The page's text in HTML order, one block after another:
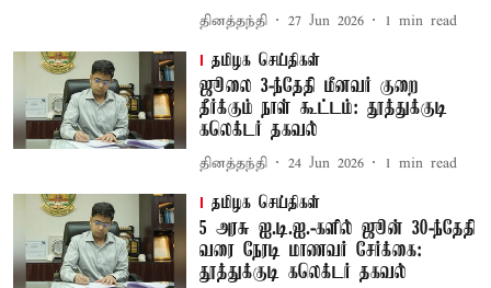
தினத்தந்தி 27 Jun 2026 1 min read
தமிழக செய்திகள்
ஜூலை 3-ந்தேதி மீனவர் குறை
தீர்க்கும் நாள் கூட்டம்: தூத்துக்குடி
கலெக்டர் தகவல்
தினத்தந்தி 24 Jun 2026 1 min read
தமிழக செய்திகள்
5 அரசு ஐ.டி.ஐ.-களில் ஜூன் 30-ந்தேதி
வரை நேரடி மாணவர் சேர்க்கை:
தூத்துக்குடி கலெக்டர் தகவல்